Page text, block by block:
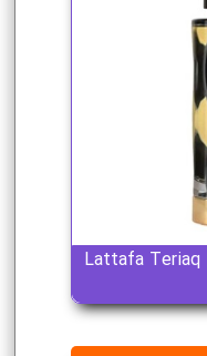
عطر لطافه تریاق اینتنس | Lattafa Teriaq